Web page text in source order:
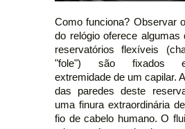
Como funciona? Observar
do relógio oferece algumas
reservatórios flexíveis
"fole") são fixados
extremidade de um capilar.
das paredes deste
uma finura extraordinária
fio de cabelo humano. O